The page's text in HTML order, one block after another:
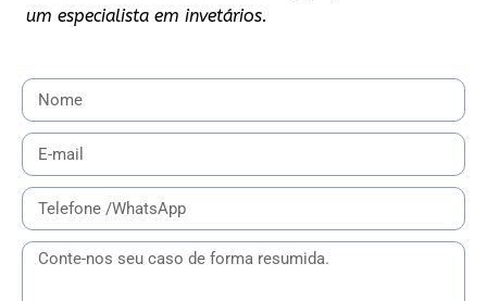
um especialista em invetários.